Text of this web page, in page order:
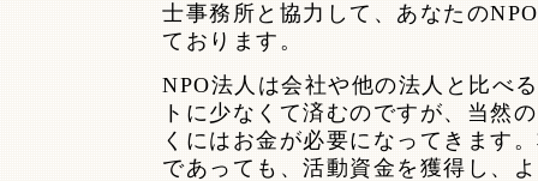
士事務所と協力して、あなたの
ております。
NPO法人は会社や他の法人と比べ
トに少なくて済むのですが、当然
くにはお金が必要になってきます
であっても、活動資金を獲得し、